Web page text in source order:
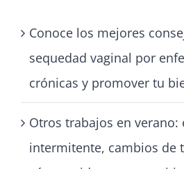
Conoce los mejores
sequedad vaginal por
crónicas y promover tu
Otros trabajos en verano:
intermitente, cambios de